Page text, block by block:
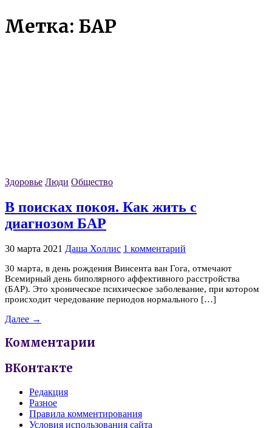
Метка: БАР
Здоровье Люди Общество
В поисках покоя. Как жить с
диагнозом БАР
30 марта 2021 Даша Холлис 1 комментарий
30 марта, в день рождения Винсента ван Гога, отмечают
Всемирный день биполярного аффективного расстройства
(БАР). Это хроническое психическое заболевание, при котором
происходит чередование периодов нормального […]
Далее →
Комментарии
ВКонтакте
Редакция
Разное
Правила комментирования
Условия использования сайта